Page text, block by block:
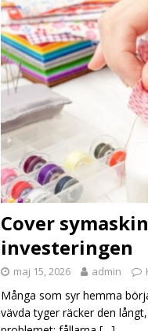
Cover
investeringen
maj 15, 2026 admin
Många som syr hemma
vävda tyger räcker den